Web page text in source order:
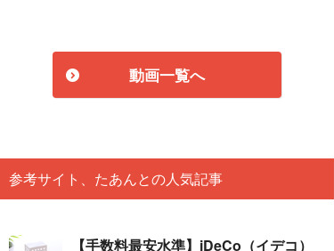
動画一覧へ
参考サイト、たあんとの人気記事
【手数料最安水準】iDeCo（イデコ）